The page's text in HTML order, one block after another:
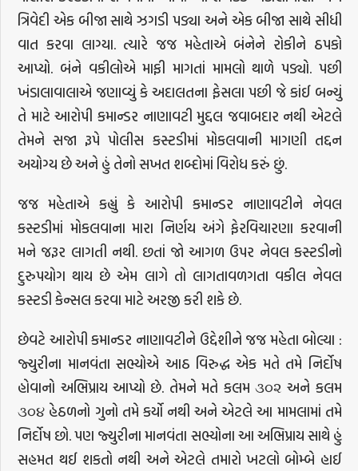
ત્રિવેદી એક બીજા સાથે ઝગડી પડ્યા અને એક બીજા સાથે સીધી
વાત કરવા લાગ્યા. ત્યારે જજ મહેતાએ બંનેને રોકીને ઠપકો
આપ્યો. બંને વકીલોએ માફી માગતાં મામલો થાળે પડ્યો. પછી
ખંડાલાવાલાએ જણાવ્યું કે અદાલતના ફેસલા પછી જે કાંઈ બન્યું
તે માટે આરોપી કમાન્ડર નાણાવટી મુદ્દલ જવાબદાર નથી એટલે
તેમને સજા રૂપે પોલીસ કસ્ટડીમાં મોકલવાની માગણી તદ્દન
અયોગ્ય છે અને હું તેનો સખત શબ્દોમાં વિરોધ કરું છું.
જજ મહેતાએ કહ્યું કે આરોપી કમાન્ડર નાણાવટીને નેવલ
કસ્ટડીમાં મોકલવાના મારા નિર્ણય અંગે ફેરવિચારણા કરવાની
મને જરૂર લાગતી નથી. છતાં જો આગળ ઉપર નેવલ કસ્ટડીનો
દુરુપયોગ થાય છે એમ લાગે તો લાગતાવળગતા વકીલ નેવલ
કસ્ટડી કેન્સલ કરવા માટે અરજી કરી શકે છે.
છેવટે આરોપી કમાન્ડર નાણાવટીને ઉદ્દેશીને જજ મહેતા બોલ્યા :
જ્યુરીના માનવંતા સભ્યોએ આઠ વિરુદ્ધ એક મતે તમે નિર્દોષ
હોવાનો અભિપ્રાય આપ્યો છે. તેમને મતે કલમ ૩૦૨ અને કલમ
૩૦૪ હેઠળનો ગુનો તમે કર્યો નથી અને એટલે આ મામલામાં તમે
નિર્દોષ છો. પણ જ્યુરીના માનવંતા સભ્યોના આ અભિપ્રાય સાથે હું
સહમત થઈ શકતો નથી અને એટલે તમારો ખટલો બોમ્બે હાઈ